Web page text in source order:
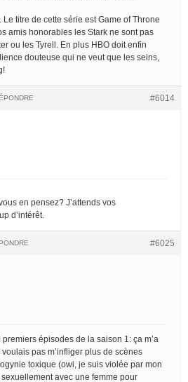
Le titre de cette série est Game of Throne
amis honorables les Stark ne sont pas
ou les Tyrell. En plus HBO doit enfin
douteuse qui ne veut que les seins,
#6014
en pensez? J’attends vos
d’intérêt.
#6025
épisodes de la saison 1: ça m’a
pas m’infliger plus de scènes
toxique (owi, je suis violée par mon
avec une femme pour